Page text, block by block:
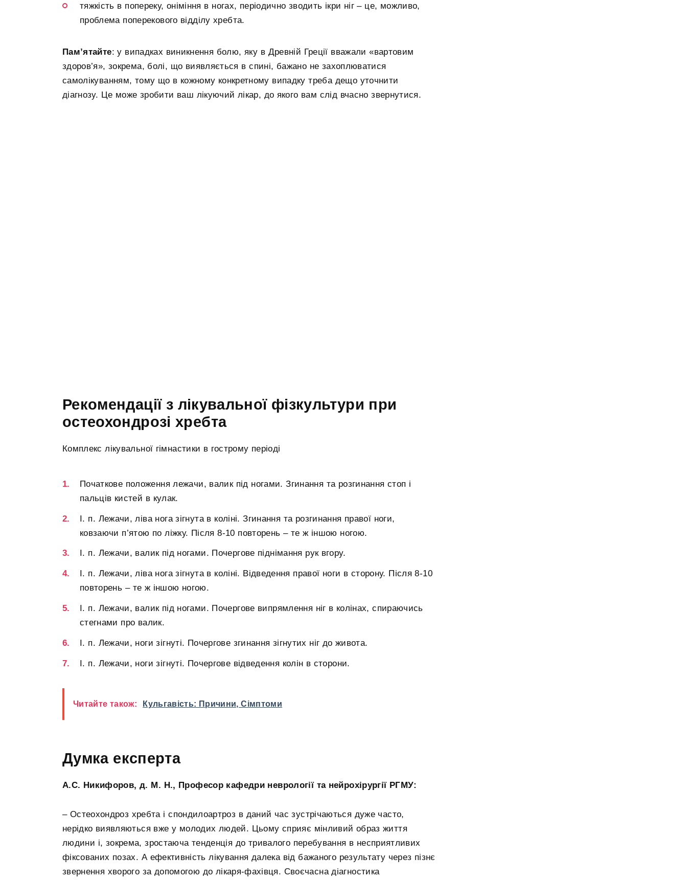
тяжкість в попереку, оніміння в ногах, періодично зводить ікри ніг – це, можливо,
проблема поперекового відділу хребта.
Пам’ятайте: у випадках виникнення болю, яку в Древній Греції вважали «вартовим
здоров’я», зокрема, болі, що виявляється в спині, бажано не захоплюватися
самолікуванням, тому що в кожному конкретному випадку треба дещо уточнити
діагнозу. Це може зробити ваш лікуючий лікар, до якого вам слід вчасно звернутися.
Рекомендації з лікувальної фізкультури при
остеохондрозі хребта
Комплекс лікувальної гімнастики в гострому періоді
Початкове положення лежачи, валик під ногами. Згинання та розгинання стоп і
пальців кистей в кулак.
І. п. Лежачи, ліва нога зігнута в коліні. Згинання та розгинання правої ноги,
ковзаючи п’ятою по ліжку. Після 8-10 повторень – те ж іншою ногою.
І. п. Лежачи, валик під ногами. Почергове піднімання рук вгору.
І. п. Лежачи, ліва нога зігнута в коліні. Відведення правої ноги в сторону. Після 8-10
повторень – те ж іншою ногою.
І. п. Лежачи, валик під ногами. Почергове випрямлення ніг в колінах, спираючись
стегнами про валик.
І. п. Лежачи, ноги зігнуті. Почергове згинання зігнутих ніг до живота.
І. п. Лежачи, ноги зігнуті. Почергове відведення колін в сторони.
Читайте також: Кульгавість: Причини, Cімптоми
Думка експерта
А.C. Никифоров, д. М. Н., Професор кафедри неврології та нейрохірургії РГМУ:
– Остеохондроз хребта і спондилоартроз в даний час зустрічаються дуже часто,
нерідко виявляються вже у молодих людей. Цьому сприяє мінливий образ життя
людини і, зокрема, зростаюча тенденція до тривалого перебування в несприятливих
фіксованих позах. А ефективність лікування далека від бажаного результату через пізнє
звернення хворого за допомогою до лікаря-фахівця. Своєчасна діагностика